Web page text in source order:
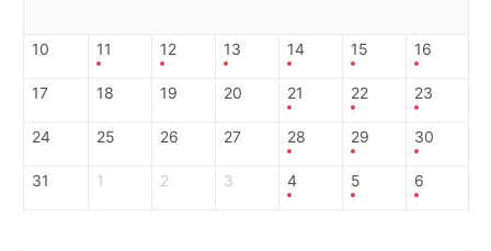
10 11 12 13 14 15 16
17 18 19 20 21 22 23
24 25 26 27 28 29 30
31 1 2 3 4 5 6